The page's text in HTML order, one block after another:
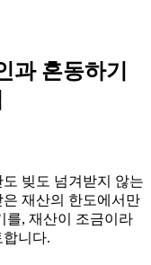
과 혼동하기
빚도 넘겨받지 않는
재산의 한도에서만
를, 재산이 조금이라
니다.